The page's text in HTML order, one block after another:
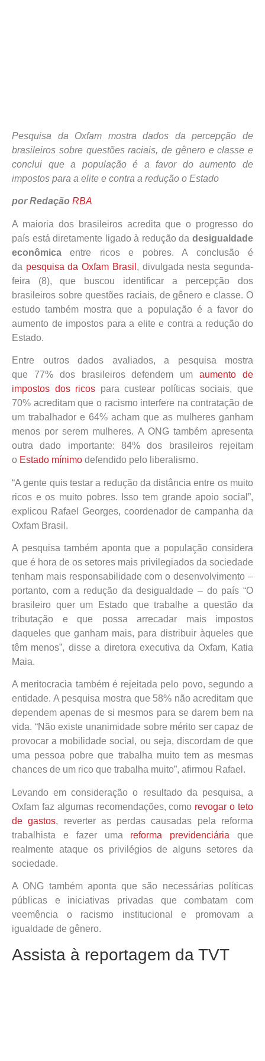
Pesquisa da Oxfam mostra dados da percepção de
brasileiros sobre questões raciais, de gênero e classe e
conclui que a população é a favor do aumento de
impostos para a elite e contra a redução o Estado
por Redação RBA
A maioria dos brasileiros acredita que o progresso do
país está diretamente ligado à redução da desigualdade
econômica entre ricos e pobres. A conclusão é
da pesquisa da Oxfam Brasil , divulgada nesta segunda-
feira (8), que buscou identificar a percepção dos
brasileiros sobre questões raciais, de gênero e classe. O
estudo também mostra que a população é a favor do
aumento de impostos para a elite e contra a redução do
Estado.
Entre outros dados avaliados, a pesquisa mostra
que 77% dos brasileiros defendem umaumento de
impostos dos ricos para custear políticas sociais, que
70% acreditam que o racismo interfere na contratação de
um trabalhador e 64% acham que as mulheres ganham
menos por serem mulheres. A ONG também apresenta
outra dado importante: 84% dos brasileiros rejeitam
o Estado mínimo defendido pelo liberalismo.
“A gente quis testar a redução da distância entre os muito
ricos e os muito pobres. Isso tem grande apoio social”,
explicou Rafael Georges, coordenador de campanha da
Oxfam Brasil.
A pesquisa também aponta que a população considera
que é hora de os setores mais privilegiados da sociedade
tenham mais responsabilidade com o desenvolvimento –
portanto, com a redução da desigualdade – do país “O
brasileiro quer um Estado que trabalhe a questão da
tributação e que possa arrecadar mais impostos
daqueles que ganham mais, para distribuir àqueles que
têm menos”, disse a diretora executiva da Oxfam, Katia
Maia.
A meritocracia também é rejeitada pelo povo, segundo a
entidade. A pesquisa mostra que 58% não acreditam que
dependem apenas de si mesmos para se darem bem na
vida. “Não existe unanimidade sobre mérito ser capaz de
provocar a mobilidade social, ou seja, discordam de que
uma pessoa pobre que trabalha muito tem as mesmas
chances de um rico que trabalha muito”, afirmou Rafael.
Levando em consideração o resultado da pesquisa, a
Oxfam faz algumas recomendações, como revogar o teto
de gastos, reverter as perdas causadas pela reforma
trabalhista e fazer uma reforma previdenciária que
realmente ataque os privilégios de alguns setores da
sociedade.
A ONG também aponta que são necessárias políticas
públicas e iniciativas privadas que combatam com
veemência o racismo institucional e promovam a
igualdade de gênero.
Assista à reportagem da TVT